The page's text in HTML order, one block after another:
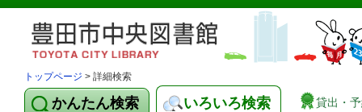
トップページ > 詳細検索
かんたん検索 いろいろ検索 貸出・